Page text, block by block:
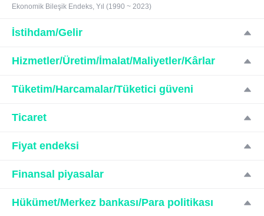
Ekonomik Bileşik Endeks, Yıl (1990 ~ 2023)
İstihdam/Gelir
Hizmetler/Üretim/İmalat/Maliyetler/Kârlar
Tüketim/Harcamalar/Tüketici güveni
Ticaret
Fiyat endeksi
Finansal piyasalar
Hükümet/Merkez bankası/Para politikası